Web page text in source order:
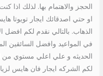
الحجز والاهتمام بها. لذلك اذا
او حتي اصدقائك ايجار تويوتا
الذهاب. بالتالي نقدم لكم
في المواعيد وافضل السائقين
الحديثه و علي اعلي مستوي من
لكم الشركه ايجار فان هايس